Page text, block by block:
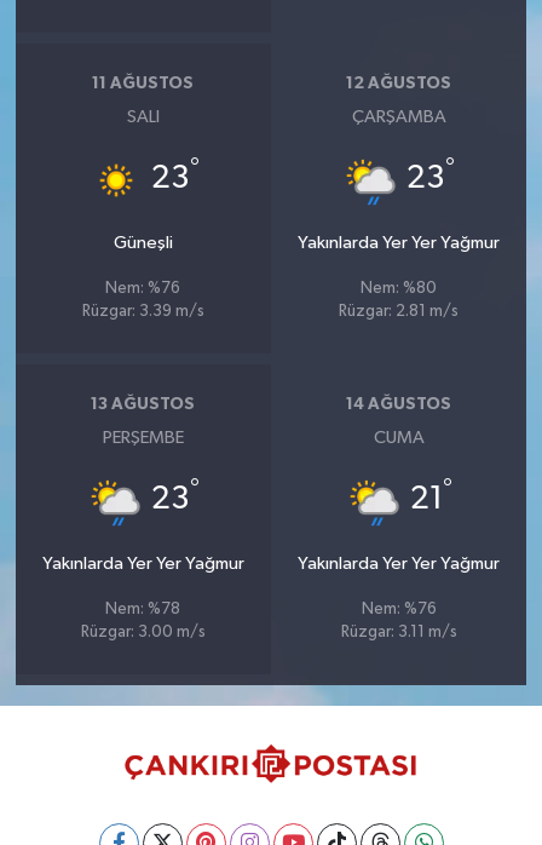
11 AĞUSTOS
SALI
23°
Güneşli
Nem: %76
Rüzgar: 3.39 m/s
12 AĞUSTOS
ÇARŞAMBA
23°
Yakınlarda Yer Yer Yağmur
Nem: %80
Rüzgar: 2.81 m/s
13 AĞUSTOS
PERŞEMBE
23°
Yakınlarda Yer Yer Yağmur
Nem: %78
Rüzgar: 3.00 m/s
14 AĞUSTOS
CUMA
21 °
Yakınlarda Yer Yer Yağmur
Nem: %76
Rüzgar: 3.11 m/s